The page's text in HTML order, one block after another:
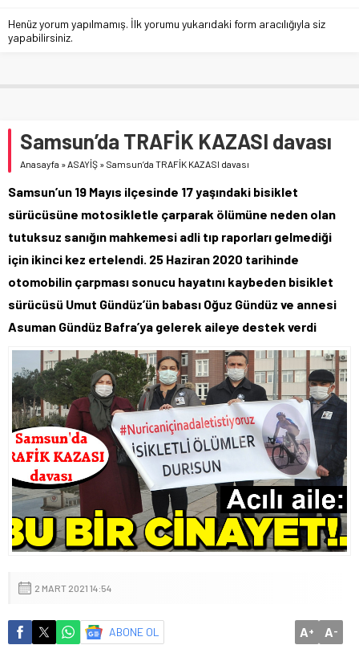
Henüz yorum yapılmamış. İlk yorumu yukarıdaki form aracılığıyla siz
yapabilirsiniz.
Samsun’da TRAFİK KAZASI davası
Anasayfa »ASAYİŞ » Samsun’da TRAFİK KAZASI davası
Samsun’un 19 Mayıs ilçesinde 17 yaşındaki bisiklet
sürücüsüne motosikletle çarparak ölümüne neden olan
tutuksuz sanığın mahkemesi adli tıp raporları gelmediği
için ikinci kez ertelendi. 25 Haziran 2020 tarihinde
otomobilin çarpması sonucu hayatını kaybeden bisiklet
sürücüsü Umut Gündüz’ün babası Oğuz Gündüz ve annesi
Asuman Gündüz Bafra’ya gelerek aileye destek verdi
2 MART 2021 14:54
ABONE OL A+ A-